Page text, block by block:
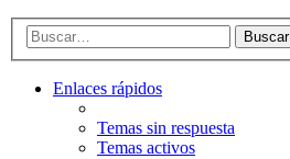
Buscar
Enlaces rápidos
Temas sin respuesta
Temas activos